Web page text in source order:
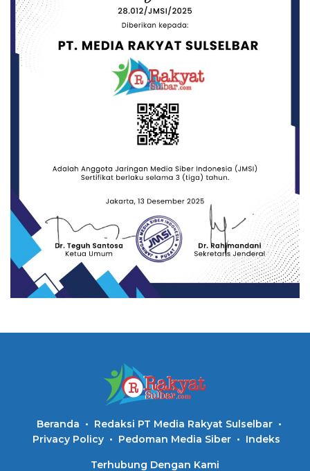
Beranda
Redaksi PT Media Rakyat Sulselbar
Privacy Policy
Pedoman Media Siber Indeks
Terhubung Dengan Kami